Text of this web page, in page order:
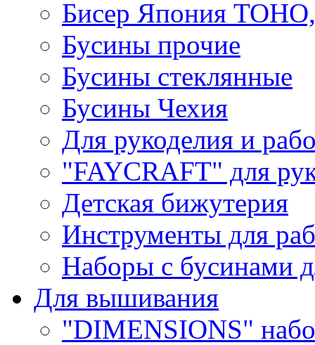
Бисер Япония
Бусины прочие
Бусины стеклянные
Бусины Чехия
Для рукоделия и
"FAYCRAFT" для
Детская бижутерия
Инструменты для
Наборы с бусинами
Для вышивания
"DIMENSIONS"